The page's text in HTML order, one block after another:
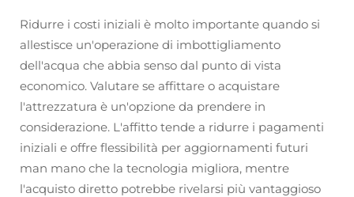
Ridurre i costi iniziali è molto importante quando si
allestisce un'operazione di imbottigliamento
dell'acqua che abbia senso dal punto di vista
economico. Valutare se affittare o acquistare
l'attrezzatura è un'opzione da prendere in
considerazione. L'affitto tende a ridurre i pagamenti
iniziali e offre flessibilità per aggiornamenti futuri
man mano che la tecnologia migliora, mentre
l'acquisto diretto potrebbe rivelarsi più vantaggioso